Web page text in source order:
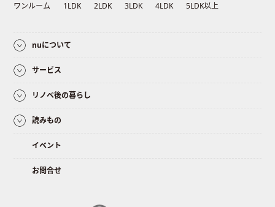
ワンルーム
1LDK 2LDK 3LDK 4LDK 5LDK以上
nuについて
サービス
リノベ後の暮らし
読みもの
イベント
お問合せ